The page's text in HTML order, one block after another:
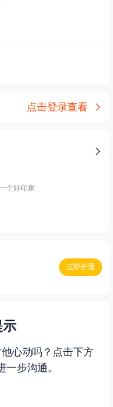
点击登录查看
个好印象
立即开通
示
心动吗？点击下方
一步沟通。